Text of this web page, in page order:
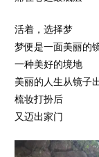
活着，选择梦
梦便是一面美丽的
一种美好的境地
美丽的人生从镜子
梳妆打扮后
又迈出家门